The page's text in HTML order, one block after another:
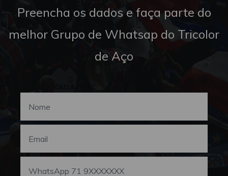
Preencha os dados e faça parte do
melhor Grupo de Whatsap do Tricolor
de Aço